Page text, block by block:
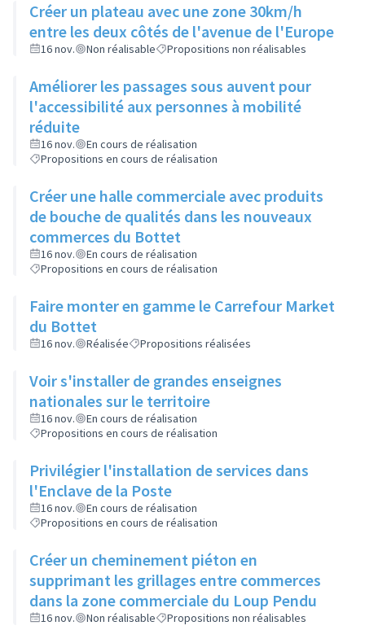
Créer un plateau avec une zone 30km/h
entre les deux côtés de l'avenue de l'Europe
16 nov. Non réalisable Propositions non réalisables
Améliorer les passages sous auvent pour
l'accessibilité aux personnes à mobilité
réduite
16 nov.
En cours de réalisation
Propositions en cours de réalisation
Créer une halle commerciale avec produits
de bouche de qualités dans les nouveaux
commerces du Bottet
16 nov.
En cours de réalisation
Propositions en cours de réalisation
Faire monter en gamme le Carrefour Market
du Bottet
16 nov. Réalisée Propositions réalisées
Voir s'installer de grandes enseignes
nationales sur le territoire
16 nov.
En cours de réalisation
Propositions en cours de réalisation
Privilégier l'installation de services dans
l'Enclave de la Poste
16 nov.
En cours de réalisation
Propositions en cours de réalisation
Créer un cheminement piéton en
supprimant les grillages entre commerces
dans la zone commerciale du Loup Pendu
16 nov. Non réalisable Propositions non réalisables